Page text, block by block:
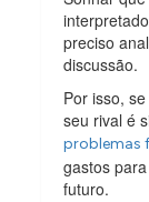
preciso
discussão.
Por isso,
seu rival é
problemas
gastos
futuro.